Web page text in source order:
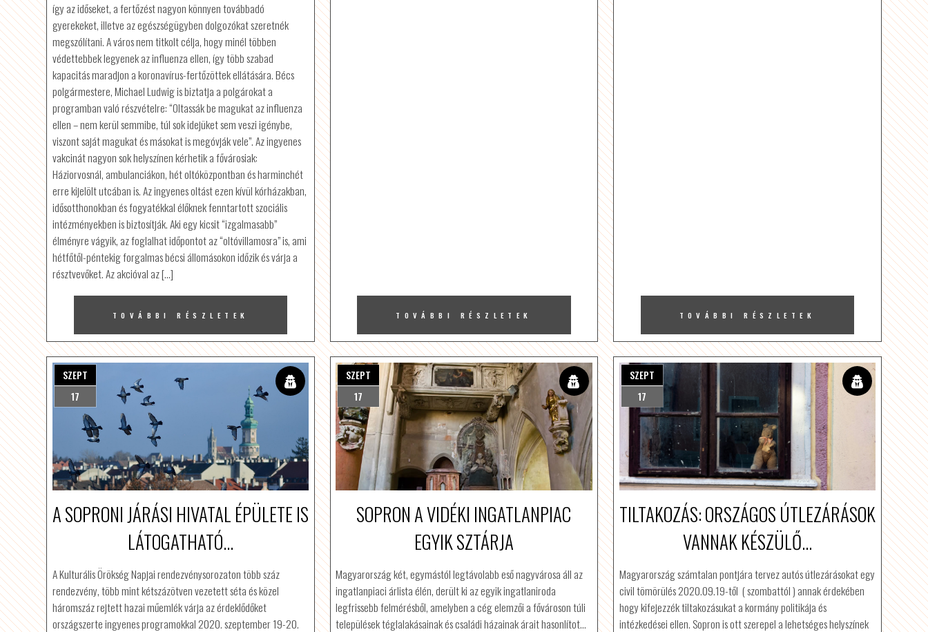
így az időseket, a fertőzést nagyon könnyen továbbadó
gyerekeket, illetve az egészségügyben dolgozókat szeretnék
megszólítani. A város nem titkolt célja, hogy minél többen
védettebbek legyenek az influenza ellen, így több szabad
kapacitás maradjon a koronavírus-fertőzöttek ellátására. Bécs
polgármestere, Michael Ludwig is biztatja a polgárokat a
programban való részvételre: “Oltassák be magukat az influenza
ellen – nem kerül semmibe, túl sok idejüket sem veszi igénybe,
viszont saját magukat és másokat is megóvják vele”. Az ingyenes
vakcinát nagyon sok helyszínen kérhetik a fővárosiak:
Háziorvosnál, ambulanciákon, hét oltóközpontban és harminchét
erre kijelölt utcában is. Az ingyenes oltást ezen kívül kórházakban,
idősotthonokban és fogyatékkal élőknek fenntartott szociális
intézményekben is biztosítják. Aki egy kicsit “izgalmasabb”
élményre vágyik, az foglalhat időpontot az “oltóvillamosra” is, ami
hétfőtől-péntekig forgalmas bécsi állomásokon időzik és várja a
résztvevőket. Az akcióval az […]
TOVÁBBI RÉSZLETEK TOVÁBBI RÉSZLETEK TOVÁBBI RÉSZLETEK
SZEPT
17
A SOPRONI JÁRÁSI HIVATAL ÉPÜLETE IS
LÁTOGATHATÓ...
A Kulturális Örökség Napjai rendezvénysorozaton több száz
rendezvény, több mint kétszázötven vezetett séta és közel
háromszáz rejtett hazai műemlék várja az érdeklődőket
országszerte ingyenes programokkal 2020. szeptember 19-20.
SZEPT
17
SOPRON A VIDÉKI INGATLANPIAC
EGYIK SZTÁRJA
Magyarország két, egymástól legtávolabb eső nagyvárosa áll az
ingatlanpiaci árlista élén, derült ki az egyik ingatlaniroda
legfrissebb felmérésből, amelyben a cég elemzői a fővároson túli
települések téglalakásainak és családi házainak árait hasonlítot…
SZEPT
17
TILTAKOZÁS: ORSZÁGOS ÚTLEZÁRÁSOK
VANNAK KÉSZÜLŐ...
Magyarország számtalan pontjára tervez autós útlezárásokat egy
civil tömörülés 2020.09.19-től ( szombattól ) annak érdekében
hogy kifejezzék tiltakozásukat a kormány politikája és
intézkedései ellen. Sopron is ott szerepel a lehetséges helyszínek